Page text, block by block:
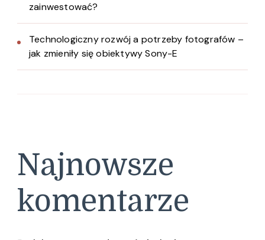
zainwestować?
Technologiczny rozwój a potrzeby fotografów –
jak zmieniły się obiektywy Sony-E
Najnowsze
komentarze